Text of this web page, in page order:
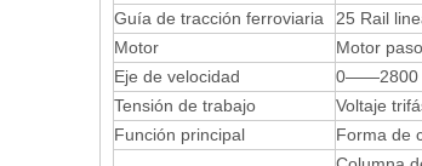
Guía de tracción ferroviaria
25 Rail
Motor
Motor
Eje de velocidad
0——2800
Tensión de trabajo
Voltaje
Función principal
Forma de